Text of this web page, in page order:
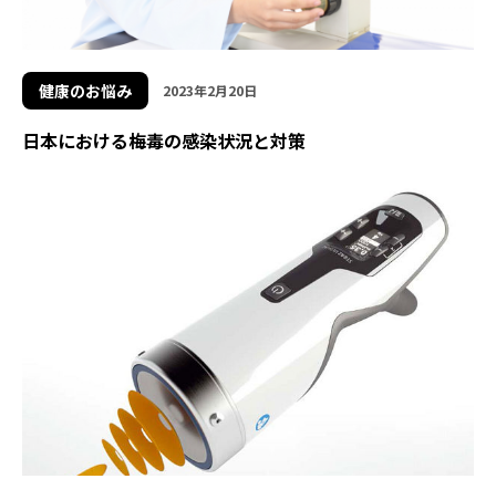
健康のお悩み 2023年2月20日
日本における梅毒の感染状況と対策